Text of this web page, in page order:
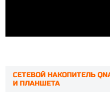
CЕТЕВОЙ НАКОПИТЕЛЬ
И ПЛАНШЕТА